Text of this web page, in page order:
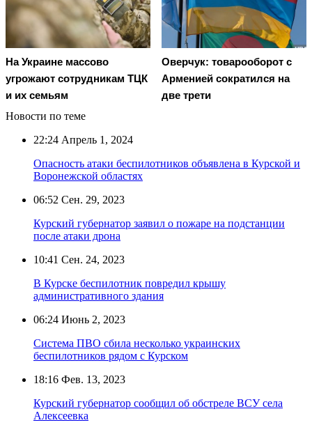
На Украине массово
угрожают сотрудникам ТЦК
и их семьям
Оверчук: товарооборот с
Арменией сократился на
две трети
Новости по теме
22:24 Апрель 1, 2024
Опасность атаки беспилотников объявлена в Курской и
Воронежской областях
06:52 Сен. 29, 2023
Курский губернатор заявил о пожаре на подстанции
после атаки дрона
10:41 Сен. 24, 2023
В Курске беспилотник повредил крышу
административного здания
06:24 Июнь 2, 2023
Система ПВО сбила несколько украинских
беспилотников рядом с Курском
18:16 Фев. 13, 2023
Курский губернатор сообщил об обстреле ВСУ села
Алексеевка